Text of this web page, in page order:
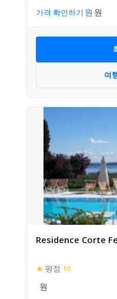
가격 확인하기
여
Residence Corte
★ 평점 10